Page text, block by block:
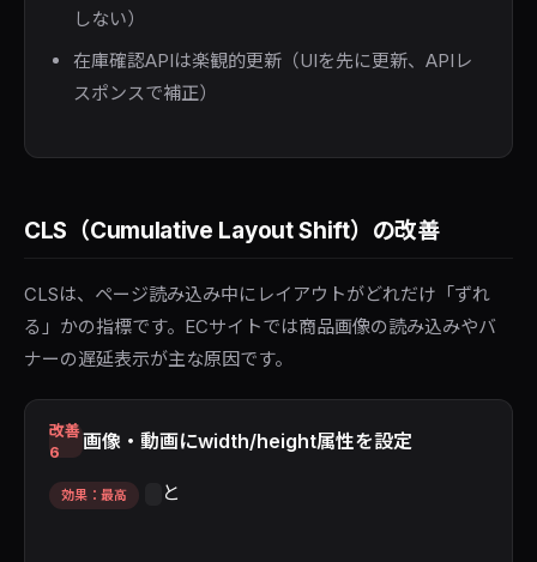
しない）
在庫確認APIは楽観的更新（UIを先に更新、APIレ
スポンスで補正）
CLS（Cumulative Layout Shift）の改善
CLSは、ページ読み込み中にレイアウトがどれだけ「ずれ
る」かの指標です。ECサイトでは商品画像の読み込みやバ
ナーの遅延表示が主な原因です。
改善
6
画像・動画にwidth/height属性を設定
効果：最高 と